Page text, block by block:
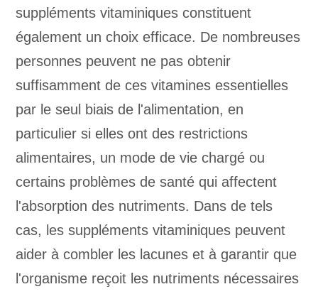
suppléments vitaminiques constituent
également un choix efficace. De nombreuses
personnes peuvent ne pas obtenir
suffisamment de ces vitamines essentielles
par le seul biais de l'alimentation, en
particulier si elles ont des restrictions
alimentaires, un mode de vie chargé ou
certains problèmes de santé qui affectent
l'absorption des nutriments. Dans de tels
cas, les suppléments vitaminiques peuvent
aider à combler les lacunes et à garantir que
l'organisme reçoit les nutriments nécessaires